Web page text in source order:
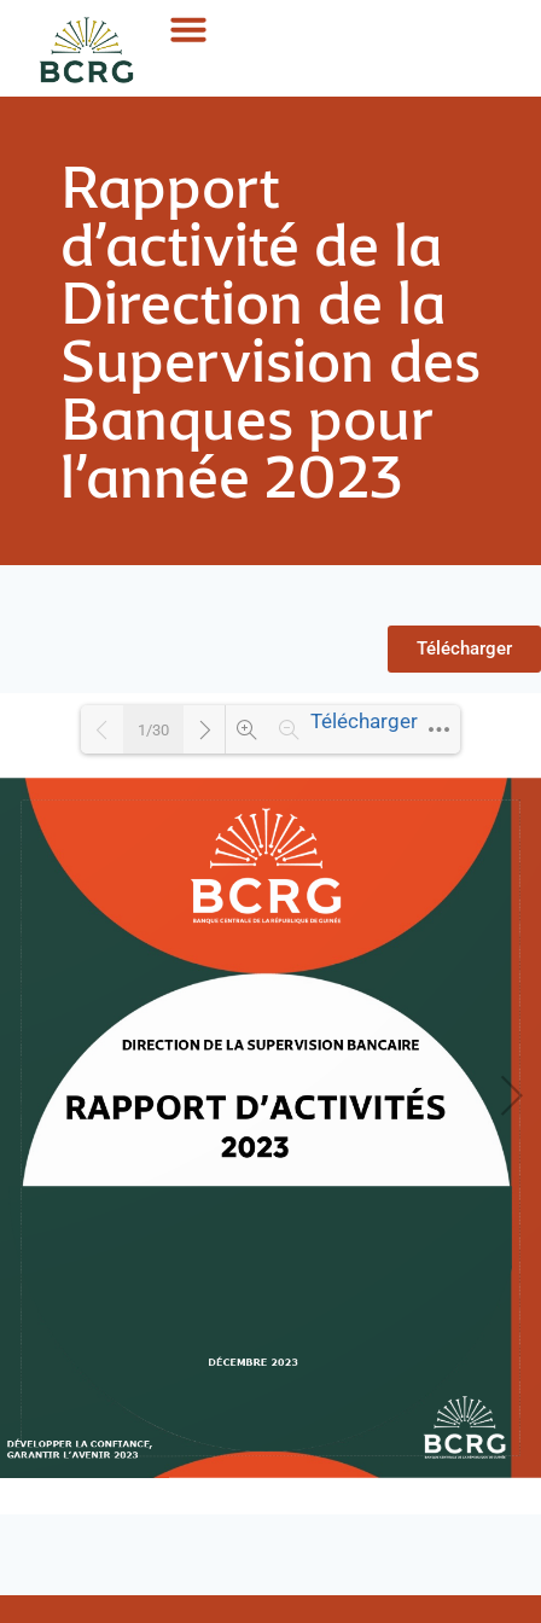
Rapport
d’activité de la
Direction de la
Supervision des
Banques pour
l’année 2023
Télécharger
1/30 Télécharger